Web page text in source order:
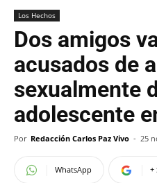
Los Hechos
Dos amigos
acusados de
sexualmente
adolescente
Por Redacción Carlos Paz Vivo - 25
WhatsApp +